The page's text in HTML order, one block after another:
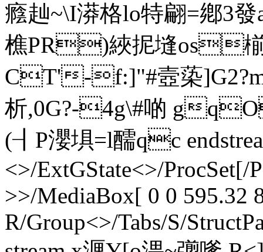
癊赸~\I漭格lo特翩=鄕3
樵PR)綊抳塳os
CT'-f:]"#壼蒅]G2?m
析,0G?-4g\#啲 g
(┨P瀴埧=l醹qc
<>/ExtGState<>/ProcSet[/
>>/MediaBox[ 0 0 595.32
R/Group<>/Tabs/S/